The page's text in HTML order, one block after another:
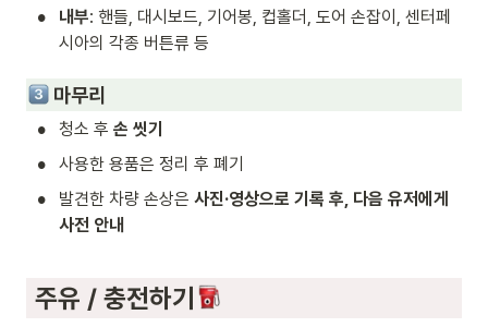
• 내부: 핸들, 대시보드, 기어봉, 컵홀더, 도어 손잡이, 센터페
시아의 각종 버튼류 등
마무리
• 청소 후 손 씻기
• 사용한 용품은 정리 후 폐기
• 발견한 차량 손상은 사진·영상으로 기록 후, 다음 유저에게
사전 안내
주유 / 충전하기